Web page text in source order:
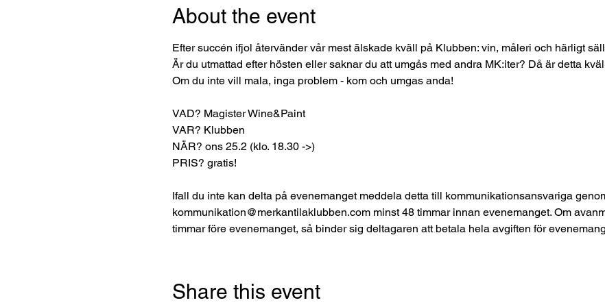
About the event
Efter succén ifjol återvänder vår mest älskade kväll på Klubben: vin, måleri och härligt
Är du utmattad efter hösten eller saknar du att umgås med andra MK:iter? Då är detta
Om du inte vill mala, inga problem - kom och umgas anda!
VAD? Magister Wine&Paint
VAR? Klubben
NÄR? ons 25.2 (klo. 18.30 ->)
PRIS? gratis!
Ifall du inte kan delta på evenemanget meddela detta till kommunikationsansvariga
kommunikation@merkantilaklubben.com minst 48 timmar innan evenemanget. Om
timmar före evenemanget, så binder sig deltagaren att betala hela avgiften för
Share this event